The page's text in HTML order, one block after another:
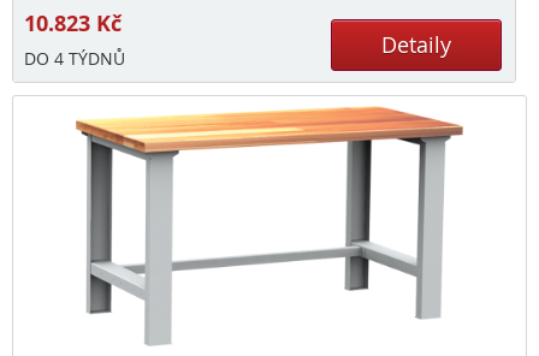
10.823 Kč
DO 4 TÝDNŮ Detaily